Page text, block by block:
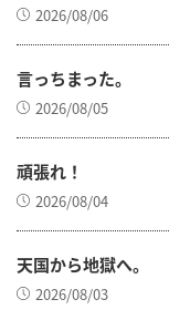
2026/08/06
言っちまった。
2026/08/05
頑張れ！
2026/08/04
天国から地獄へ。
2026/08/03